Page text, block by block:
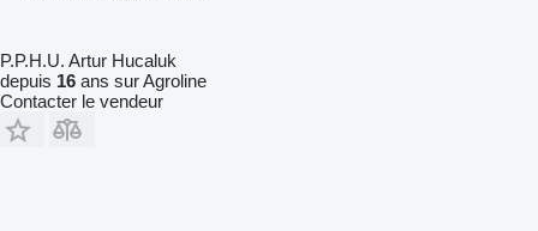
P.P.H.U. Artur Hucaluk
depuis 16 ans sur Agroline
Contacter le vendeur